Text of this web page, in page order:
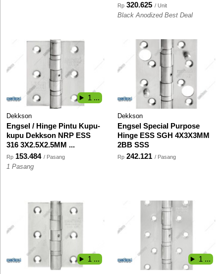
Rp 320.625 / Unit
Black Anodized Best Deal
Dekkson
Engsel / Hinge Pintu Kupu-
kupu Dekkson NRP ESS
316 3X2.5X2.5MM ...
Rp 153.484 / Pasang
1 Pasang
1 ...
Dekkson
Engsel Special Purpose
Hinge ESS SGH 4X3X3MM
2BB SSS
Rp 242.121 / Pasang
1 ... 1 ...